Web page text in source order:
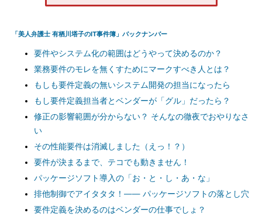
「美人弁護士 有栖川塔子のIT事件簿」バックナンバー
要件やシステム化の範囲はどうやって決めるのか？
業務要件のモレを無くすためにマークすべき人とは？
もしも要件定義の無いシステム開発の担当になったら
もし要件定義担当者とベンダーが「グル」だったら？
修正の影響範囲が分からない？ そんなの徹夜でおやりなさ
い
その性能要件は消滅しました（えっ！？）
要件が決まるまで、テコでも動きません！
パッケージソフト導入の「お・と・し・あ・な」
排他制御でアイタタタ！―― パッケージソフトの落とし穴
要件定義を決めるのはベンダーの仕事でしょ？